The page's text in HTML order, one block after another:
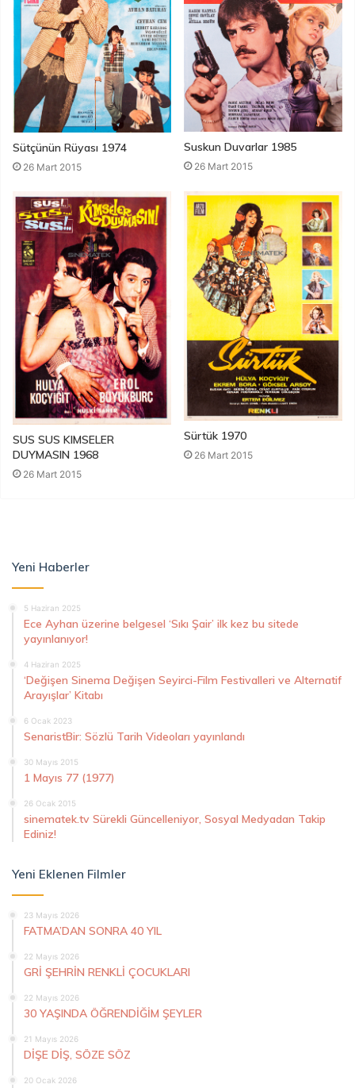
Sütçünün Rüyası 1974
26 Mart 2015
Suskun Duvarlar 1985
26 Mart 2015
SUS SUS KIMSELER
DUYMASIN 1968
26 Mart 2015
Sürtük 1970
26 Mart 2015
Yeni Haberler
5 Haziran 2025
Ece Ayhan üzerine belgesel ‘Sıkı Şair’ ilk kez bu sitede
yayınlanıyor!
4 Haziran 2025
‘Değişen Sinema Değişen Seyirci-Film Festivalleri ve Alternatif
Arayışlar’ Kitabı
6 Ocak 2023
SenaristBir: Sözlü Tarih Videoları yayınlandı
30 Mayıs 2015
1 Mayıs 77 (1977)
26 Ocak 2015
sinematek.tv Sürekli Güncelleniyor, Sosyal Medyadan Takip
Ediniz!
Yeni Eklenen Filmler
23 Mayıs 2026
FATMA’DAN SONRA 40 YIL
22 Mayıs 2026
GRİ ŞEHRİN RENKLİ ÇOCUKLARI
22 Mayıs 2026
30 YAŞINDA ÖĞRENDİĞİM ŞEYLER
21 Mayıs 2026
DİŞE DİŞ, SÖZE SÖZ
20 Ocak 2026